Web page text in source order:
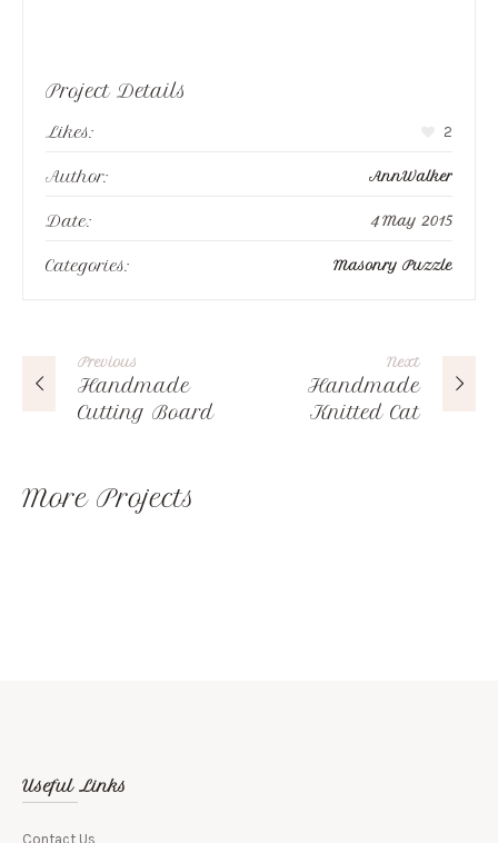
Project Details
Likes: 2
Author: AnnWalker
Date: 4 May 2015
Categories: Masonry Puzzle
Previous
Handmade
Cutting Board
Next
Handmade
Knitted Cat
More Projects
Useful Links
Contact Us